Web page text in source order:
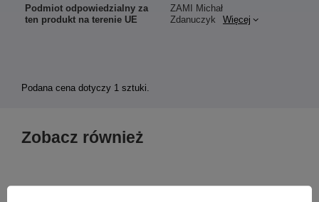
Podana cena dotyczy 1 sztuki.
Podmiot odpowiedzialny za
ten produkt na terenie UE
ZAMI Michał
Zdanuczyk
Więcej
Zobacz również